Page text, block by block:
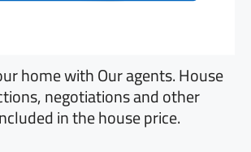
home with Our agents. House
negotiations and other
in the house price.